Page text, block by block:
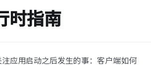
时指南
应用启动之后发生的事：客户端如何